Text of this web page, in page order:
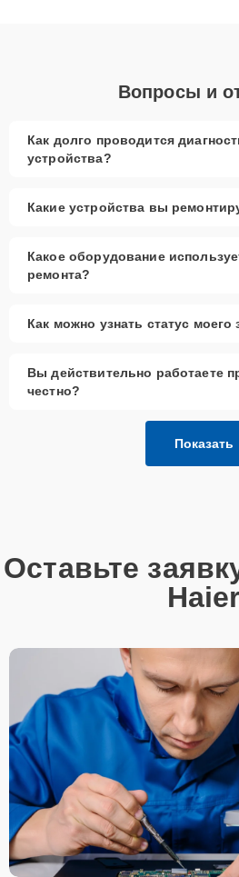
Вопросы и
Как долго проводится
устройства?
Какие устройства вы
Какое оборудование
ремонта?
Как можно узнать статус моего
Вы действительно работаете
честно?
Показать
Оставьте
Haier